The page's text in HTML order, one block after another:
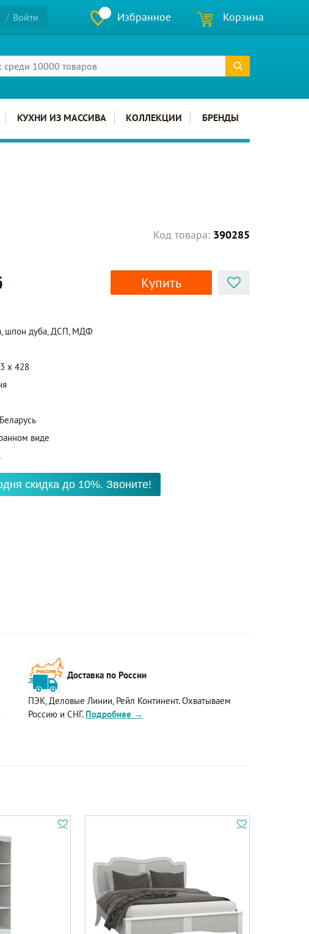
Войти Избранное Корзина
КУХНИ ИЗ МАССИВА КОЛЛЕКЦИИ БРЕНДЫ
Код товара: 390285
Купить
шпон дуба, ДСП, МДФ
x 428
Беларусь
виде
скидка до 10%. Звоните!
Доставка по России
ПЭК, Деловые Линии, Рейл Континент. Охватываем
Россию и СНГ. Подробнее →